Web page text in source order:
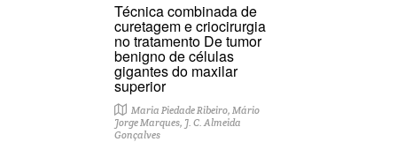
Técnica combinada de
curetagem e criocirurgia
no tratamento De tumor
benigno de células
gigantes do maxilar
superior
Maria Piedade Ribeiro, Mário
Jorge Marques, J. C. Almeida
Gonçalves